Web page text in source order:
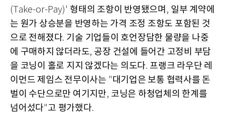
(Take-or-Pay)' 형태의 조항이 반영됐으며 , 일부 계약에
는 원가 상승분을 반영하는 가격 조정 조항도 포함된 것
으로 전해졌다. 기술 기업들이 호언장담한 물량을 나중
에 구매하지 않더라도, 공장 건설에 들어간 고정비 부담
을 코닝이 홀로 지지 않겠다는 의도다. 프랭크 라우단 레
이먼드 제임스 전무이사는 "대기업은 보통 협력사를 돈
벌이 수단으로만 여기지만, 코닝은 하청업체의 한계를
넘어섰다"고 평가했다.